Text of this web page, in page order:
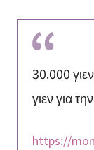
30.000
γιεν για
https://